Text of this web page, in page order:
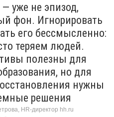
— уже не эпизод,
фон. Игнорировать
его бессмысленно:
теряем людей.
полезны для
но для
нужны
решения
HR-директор hh.ru